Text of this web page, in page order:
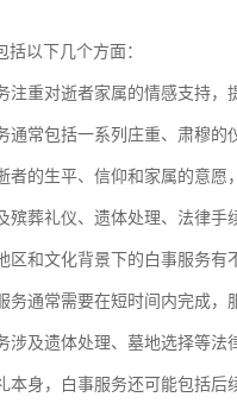
括以下几个方面：
注重对逝者家属的情感支持，
通常包括一系列庄重、肃穆的
者的生平、信仰和家属的意愿
殡葬礼仪、遗体处理、法律手
区和文化背景下的白事服务有
务通常需要在短时间内完成，
涉及遗体处理、墓地选择等法
本身，白事服务还可能包括后